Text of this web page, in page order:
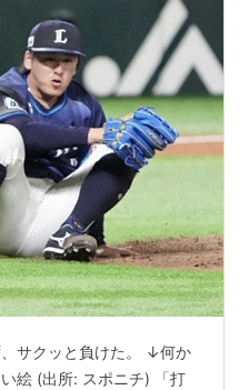
サクッと負けた。 ↓何か
絵 (出所: スポニチ) 「打